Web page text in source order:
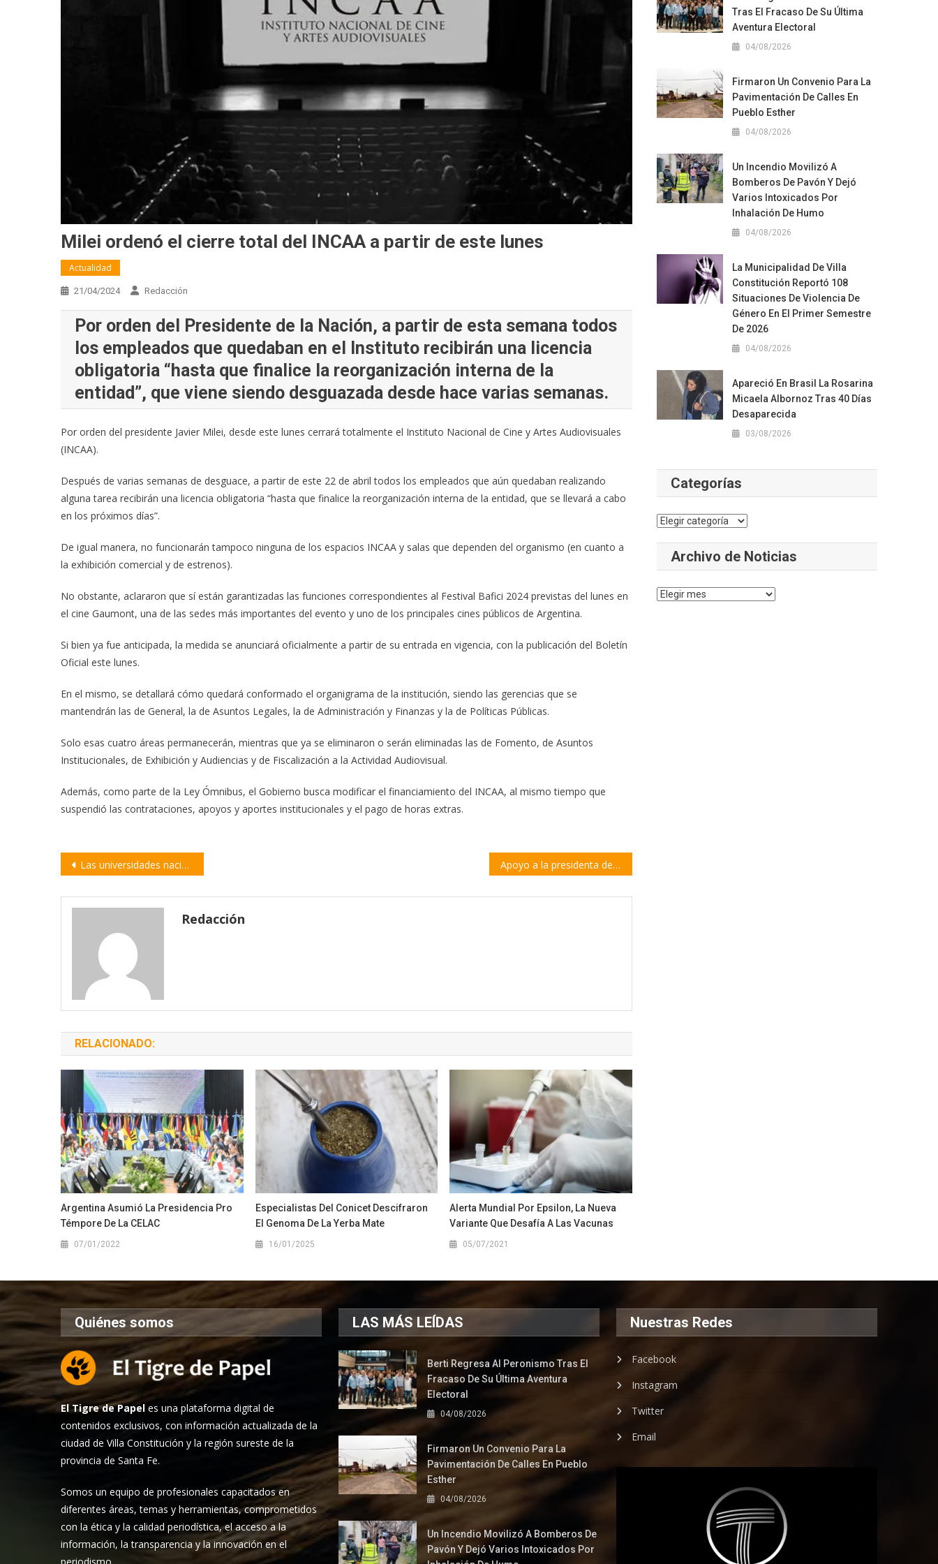
Milei ordenó el cierre total del INCAA a partir de este lunes
Actualidad
21/04/2024 Redacción
Por orden del Presidente de la Nación, a partir de esta semana todos
los empleados que quedaban en el Instituto recibirán una licencia
obligatoria “hasta que finalice la reorganización interna de la
entidad”, que viene siendo desguazada desde hace varias semanas.
Por orden del presidente Javier Milei, desde este lunes cerrará totalmente el Instituto Nacional de Cine y Artes Audiovisuales
(INCAA).
Después de varias semanas de desguace, a partir de este 22 de abril todos los empleados que aún quedaban realizando
alguna tarea recibirán una licencia obligatoria “hasta que finalice la reorganización interna de la entidad, que se llevará a cabo
en los próximos días”.
De igual manera, no funcionarán tampoco ninguna de los espacios INCAA y salas que dependen del organismo (en cuanto a
la exhibición comercial y de estrenos).
No obstante, aclararon que sí están garantizadas las funciones correspondientes al Festival Bafici 2024 previstas del lunes en
el cine Gaumont, una de las sedes más importantes del evento y uno de los principales cines públicos de Argentina.
Si bien ya fue anticipada, la medida se anunciará oficialmente a partir de su entrada en vigencia, con la publicación del Boletín
Oficial este lunes.
En el mismo, se detallará cómo quedará conformado el organigrama de la institución, siendo las gerencias que se
mantendrán las de General, la de Asuntos Legales, la de Administración y Finanzas y la de Políticas Públicas.
Solo esas cuatro áreas permanecerán, mientras que ya se eliminaron o serán eliminadas las de Fomento, de Asuntos
Institucionales, de Exhibición y Audiencias y de Fiscalización a la Actividad Audiovisual.
Además, como parte de la Ley Ómnibus, el Gobierno busca modificar el financiamiento del INCAA, al mismo tiempo que
suspendió las contrataciones, apoyos y aportes institucionales y el pago de horas extras.
Navegación
entradas
Las universidades nacionales salen a la calle en defensa de la educación pública Apoyo a la presidenta de la FUR tras la ola de ataques xenófobos en las redes
Redacción
RELACIONADO:
Argentina Asumió La Presidencia Pro
Témpore De La CELAC
07/01/2022
Especialistas Del Conicet Descifraron
El Genoma De La Yerba Mate
16/01/2025
Alerta Mundial Por Epsilon, La Nueva
Variante Que Desafía A Las Vacunas
05/07/2021
Tras El Fracaso De Su Última
Aventura Electoral
04/08/2026
Firmaron Un Convenio Para La
Pavimentación De Calles En
Pueblo Esther
04/08/2026
Un Incendio Movilizó A
Bomberos De Pavón Y Dejó
Varios Intoxicados Por
Inhalación De Humo
04/08/2026
La Municipalidad De Villa
Constitución Reportó 108
Situaciones De Violencia De
Género En El Primer Semestre
De 2026
04/08/2026
Apareció En Brasil La Rosarina
Micaela Albornoz Tras 40 Días
Desaparecida
03/08/2026
Categorías
Categorías
Archivo de Noticias
Archivo
Quiénes somos
El Tigre de Papel es una plataforma digital de
contenidos exclusivos, con información actualizada de la
ciudad de Villa Constitución y la región sureste de la
provincia de Santa Fe.
Somos un equipo de profesionales capacitados en
diferentes áreas, temas y herramientas, comprometidos
con la ética y la calidad periodística, el acceso a la
información, la transparencia y la innovación en el
LAS MÁS LEÍDAS
Berti Regresa Al Peronismo Tras El
Fracaso De Su Última Aventura
Electoral
04/08/2026
Firmaron Un Convenio Para La
Pavimentación De Calles En Pueblo
Esther
04/08/2026
Un Incendio Movilizó A Bomberos De
Pavón Y Dejó Varios Intoxicados Por
Nuestras Redes
Facebook
Instagram
Twitter
Email